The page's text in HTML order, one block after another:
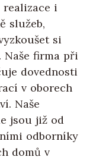
realizace i
služeb,
si
Naše firma při
dovednosti
v oborech
Naše
jsou již od
odborníky
domů v